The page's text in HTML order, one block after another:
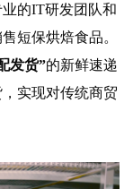
的IT研发团队和
短保烘焙食品。
发货”的新鲜速递
实现对传统商贸